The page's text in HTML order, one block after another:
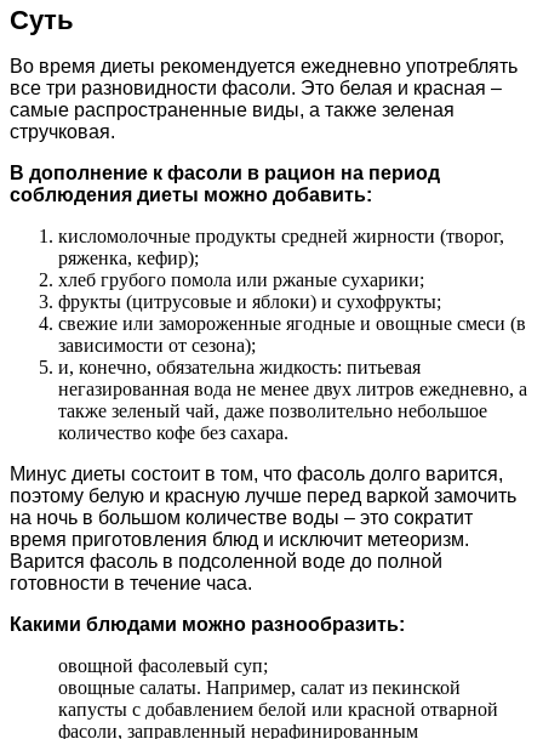
Суть
Во время диеты рекомендуется ежедневно употреблять
все три разновидности фасоли. Это белая и красная –
самые распространенные виды, а также зеленая
стручковая.
В дополнение к фасоли в рацион на период
соблюдения диеты можно добавить:
кисломолочные продукты средней жирности (творог,
ряженка, кефир);
хлеб грубого помола или ржаные сухарики;
фрукты (цитрусовые и яблоки) и сухофрукты;
свежие или замороженные ягодные и овощные смеси (в
зависимости от сезона);
и, конечно, обязательна жидкость: питьевая
негазированная вода не менее двух литров ежедневно, а
также зеленый чай, даже позволительно небольшое
количество кофе без сахара.
Минус диеты состоит в том, что фасоль долго варится,
поэтому белую и красную лучше перед варкой замочить
на ночь в большом количестве воды – это сократит
время приготовления блюд и исключит метеоризм.
Варится фасоль в подсоленной воде до полной
готовности в течение часа.
Какими блюдами можно разнообразить:
овощной фасолевый суп;
овощные салаты. Например, салат из пекинской
капусты с добавлением белой или красной отварной
фасоли, заправленный нерафинированным